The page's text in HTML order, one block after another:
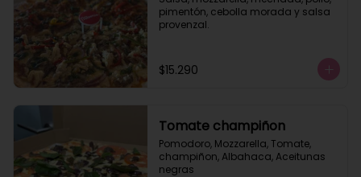
pimentón, cebolla morada y salsa
provenzal.
$15.290
Tomate champiñon
Pomodoro, Mozzarella, Tomate,
champiñon, Albahaca, Aceitunas
negras